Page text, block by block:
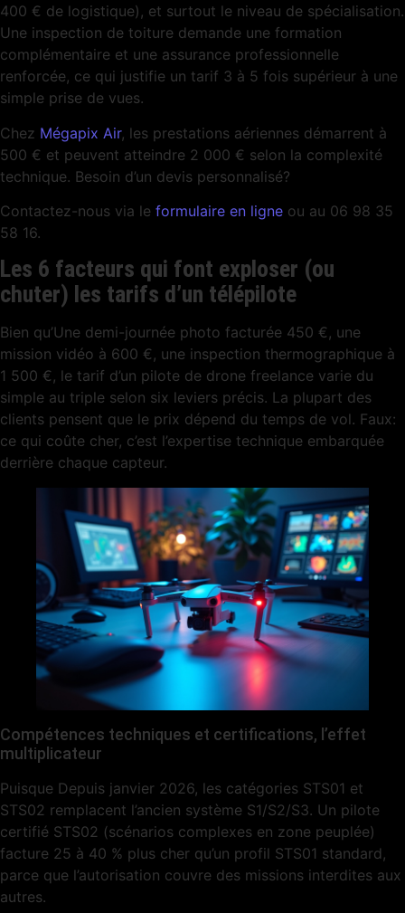
400 € de logistique), et surtout le niveau de spécialisation.
Une inspection de toiture demande une formation
complémentaire et une assurance professionnelle
renforcée, ce qui justifie un tarif 3 à 5 fois supérieur à une
simple prise de vues.
Chez Mégapix Air, les prestations aériennes démarrent à
500 € et peuvent atteindre 2 000 € selon la complexité
technique. Besoin d’un devis personnalisé?
Contactez-nous via le formulaire en ligne ou au 06 98 35
58 16.
Les 6 facteurs qui font exploser (ou
chuter) les tarifs d’un télépilote
Bien qu’Une demi-journée photo facturée 450 €, une
mission vidéo à 600 €, une inspection thermographique à
1 500 €, le tarif d’un pilote de drone freelance varie du
simple au triple selon six leviers précis. La plupart des
clients pensent que le prix dépend du temps de vol. Faux:
ce qui coûte cher, c’est l’expertise technique embarquée
derrière chaque capteur.
Compétences techniques et certifications, l’effet
multiplicateur
Puisque Depuis janvier 2026, les catégories STS01 et
STS02 remplacent l’ancien système S1/S2/S3. Un pilote
certifié STS02 (scénarios complexes en zone peuplée)
facture 25 à 40 % plus cher qu’un profil STS01 standard,
parce que l’autorisation couvre des missions interdites aux
autres.